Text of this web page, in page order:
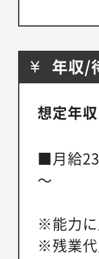
年収/
想定年
■月給
～
※能力
※残業